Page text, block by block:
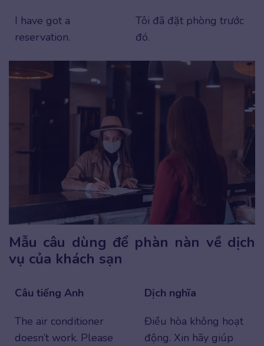
I have got a
reservation.
Tôi đã đặt phòng trước
đó.
Mẫu câu dùng để phàn nàn về dịch
vụ của khách sạn
Câu tiếng Anh
Dịch nghĩa
The air conditioner
doesn’t work. Please
Điều hòa không hoạt
động. Xin hãy giúp